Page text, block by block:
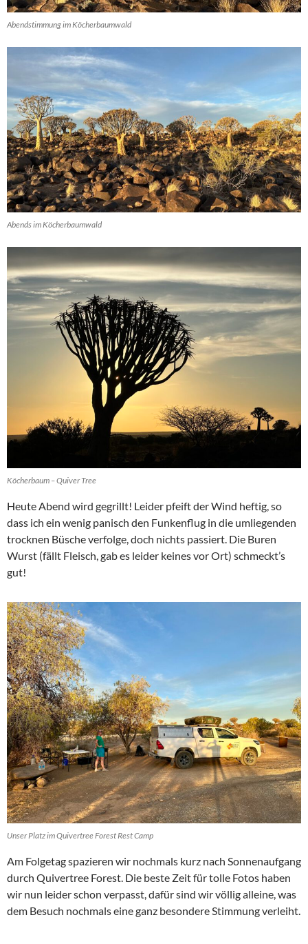
Abendstimmung im Köcherbaumwald
Abends im Köcherbaumwald
Köcherbaum – Quiver Tree
Heute Abend wird gegrillt! Leider pfeift der Wind heftig, so
dass ich ein wenig panisch den Funkenflug in die umliegenden
trocknen Büsche verfolge, doch nichts passiert. Die Buren
Wurst (fällt Fleisch, gab es leider keines vor Ort) schmeckt’s
gut!
Unser Platz im Quivertree Forest Rest Camp
Am Folgetag spazieren wir nochmals kurz nach Sonnenaufgang
durch Quivertree Forest. Die beste Zeit für tolle Fotos haben
wir nun leider schon verpasst, dafür sind wir völlig alleine, was
dem Besuch nochmals eine ganz besondere Stimmung verleiht.